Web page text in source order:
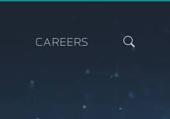
CAREERS